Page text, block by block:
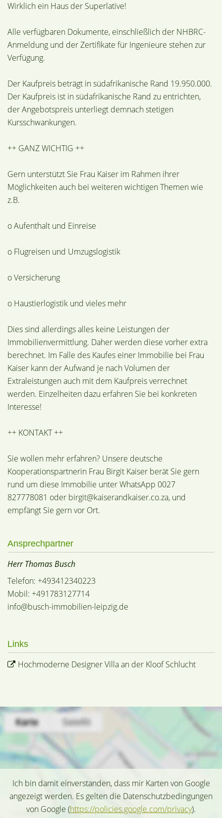
Wirklich ein Haus der Superlative!
Alle verfügbaren Dokumente, einschließlich der NHBRC-
Anmeldung und der Zertifikate für Ingenieure stehen zur
Verfügung.
Der Kaufpreis beträgt in südafrikanische Rand 19.950.000.
Der Kaufpreis ist in südafrikanische Rand zu entrichten,
der Angebotspreis unterliegt demnach stetigen
Kursschwankungen.
++ GANZ WICHTIG ++
Gern unterstützt Sie Frau Kaiser im Rahmen ihrer
Möglichkeiten auch bei weiteren wichtigen Themen wie
z.B.
o Aufenthalt und Einreise
o Flugreisen und Umzugslogistik
o Versicherung
o Haustierlogistik und vieles mehr
Dies sind allerdings alles keine Leistungen der
Immobilienvermittlung. Daher werden diese vorher extra
berechnet. Im Falle des Kaufes einer Immobilie bei Frau
Kaiser kann der Aufwand je nach Volumen der
Extraleistungen auch mit dem Kaufpreis verrechnet
werden. Einzelheiten dazu erfahren Sie bei konkreten
Interesse!
++ KONTAKT ++
Sie wollen mehr erfahren? Unsere deutsche
Kooperationspartnerin Frau Birgit Kaiser berät Sie gern
rund um diese Immobilie unter WhatsApp 0027
827778081 oder birgit@kaiserandkaiser.co.za, und
empfängt Sie gern vor Ort.
Ansprechpartner
Herr Thomas Busch
Telefon: +493412340223
Mobil: +491783127714
info@busch-immobilien-leipzig.de
Links
Hochmoderne Designer Villa an der Kloof Schlucht
Ich bin damit einverstanden, dass mir Karten von Google
angezeigt werden. Es gelten die Datenschutzbedingungen
von Google (https://policies.google.com/privacy).